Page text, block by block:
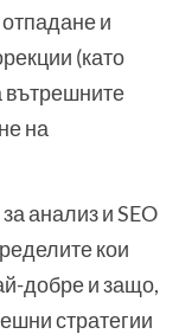
и
(като
вътрешните
на
анализ и SEO
кои
добре и защо,
стратегии